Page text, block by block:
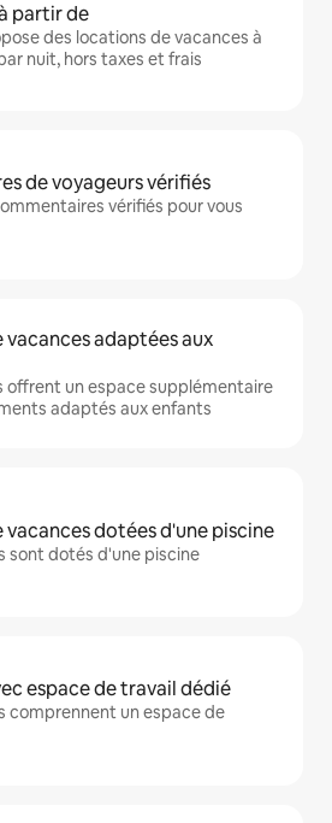
partir de
des locations de vacances à
nuit, hors taxes et frais
de voyageurs vérifiés
vérifiés pour vous
vacances adaptées aux
offrent un espace supplémentaire
adaptés aux enfants
vacances dotées d'une piscine
sont dotés d'une piscine
espace de travail dédié
comprennent un espace de